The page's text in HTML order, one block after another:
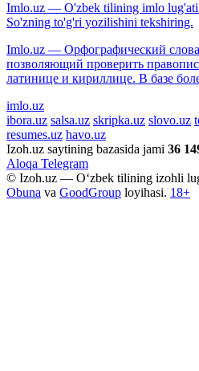
Imlo.uz — O'zbek tilining imlo
So'zning to'g'ri yozilishini tekshiring.
Imlo.uz — Орфографический
позволяющий проверить
латинице и кириллице. В базе
imlo.uz
ibora.uz salsa.uz skripka.uz slovo.uz
resumes.uz havo.uz
Izoh.uz saytining bazasida jami 36
Aloqa Telegram
© Izoh.uz — O‘zbek tilining izohli
Obuna va GoodGroup loyihasi. 18+